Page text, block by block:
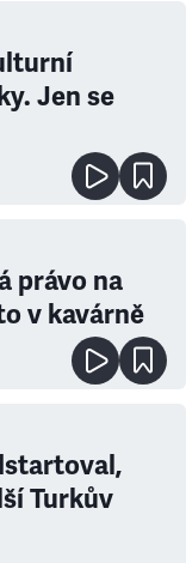
Jen se
právo na
v kavárně
Turkův